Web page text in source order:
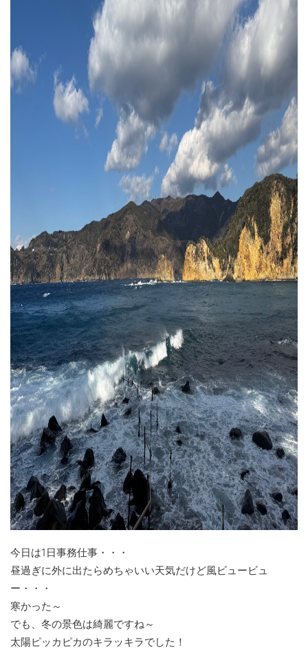
今日は1日事務仕事・・・
昼過ぎに外に出たらめちゃいい天気だけど風ビュービュ
ー・・・
寒かった～
でも、冬の景色は綺麗ですね～
太陽ピッカピカのキラッキラでした！